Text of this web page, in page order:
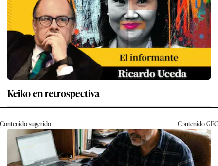
Keiko en retrospectiva
Contenido sugerido ContenidoGEC